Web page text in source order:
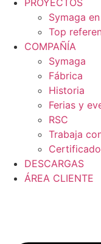
Symaga
Top
COMPAÑÍA
Symaga
Fábrica
Historia
Ferias y
RSC
Trabaja
DESCARGAS
ÁREA CLIENTE